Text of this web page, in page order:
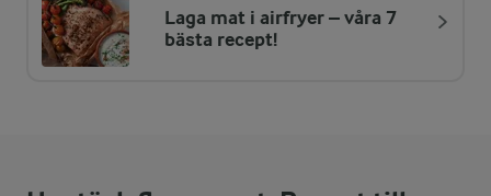
ENERGIDISTRIBUTION %
NÄRINGSVÄRDEN PER PORT
Laga mat i airfryer – våra 7
bästa recept!